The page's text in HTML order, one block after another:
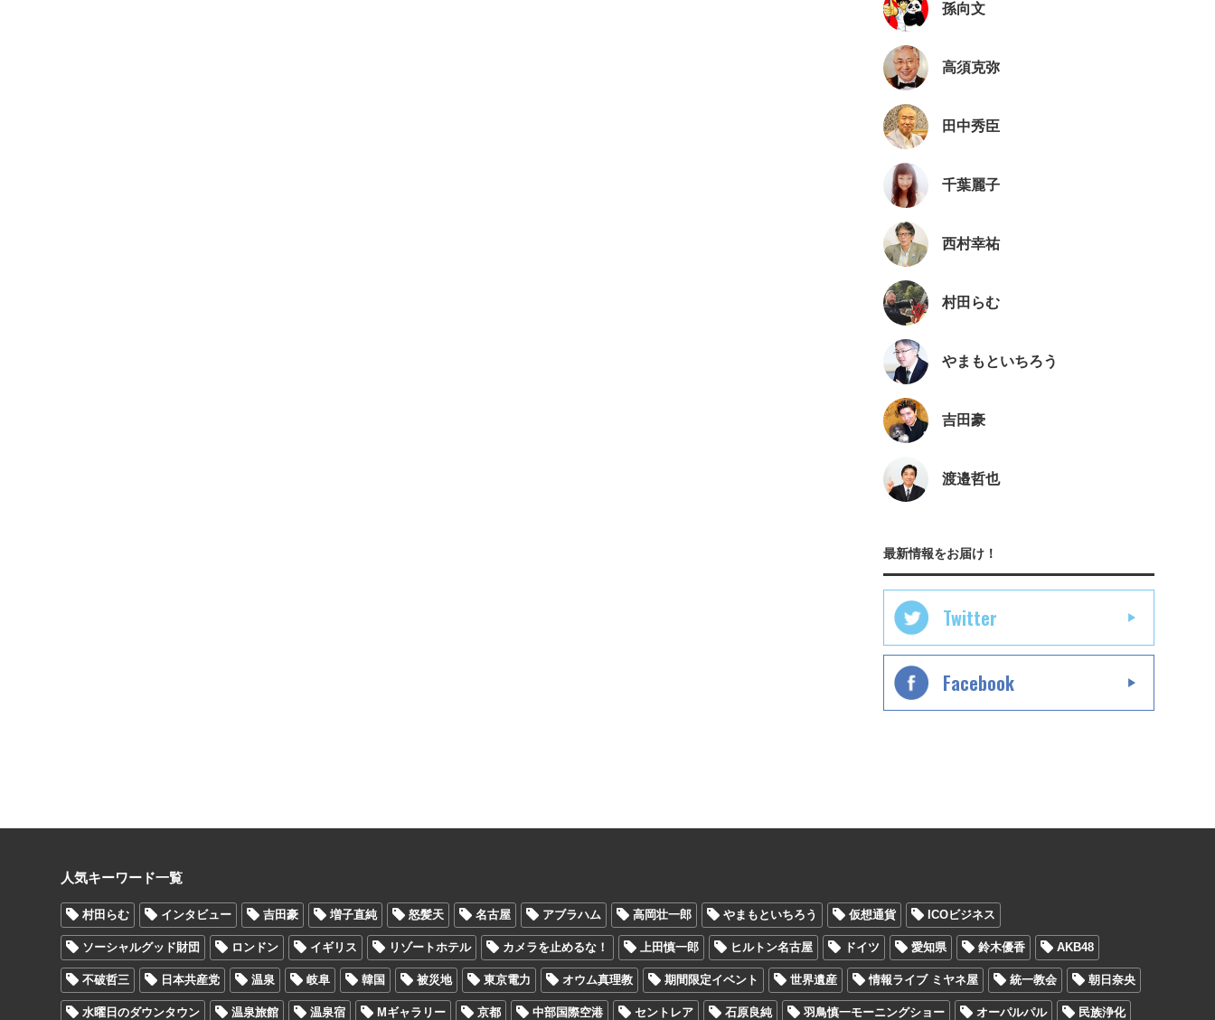
孫向文
高須克弥
田中秀臣
千葉麗子
西村幸祐
村田らむ
やまもといちろう
吉田豪
渡邉哲也
最新情報をお届け！
Twitter
Facebook
人気キーワード一覧
村田らむ インタビュー 吉田豪 増子直純 怒髪天 名古屋 アブラハム 高岡壮一郎 やまもといちろう 仮想通貨 ICOビジネス
ソーシャルグッド財団 ロンドン イギリス リゾートホテル カメラを止めるな！ 上田慎一郎 ヒルトン名古屋 ドイツ 愛知県 鈴木優香 AKB48
不破哲三 日本共産党 温泉 岐阜 韓国 被災地 東京電力 オウム真理教 期間限定イベント 世界遺産 情報ライブ ミヤネ屋 統一教会 朝日奈央
水曜日のダウンタウン 温泉旅館 温泉宿 Mギャラリー 京都 中部国際空港 セントレア 石原良純 羽鳥慎一モーニングショー オーパルパル 民族浄化